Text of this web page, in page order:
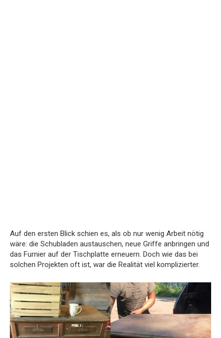
Auf den ersten Blick schien es, als ob nur wenig Arbeit nötig
wäre: die Schubladen austauschen, neue Griffe anbringen und
das Furnier auf der Tischplatte erneuern. Doch wie das bei
solchen Projekten oft ist, war die Realität viel komplizierter.